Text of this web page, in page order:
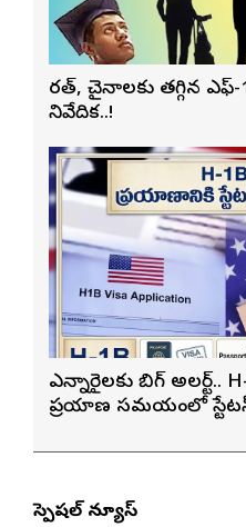
భారత్, చైనాలకు తగ్గిన
నివేదిక..!
ఎన్నారైలకు బిగ్ అలర్ట్..
ప్రయాణ సమయంలో స్టేటస్
స్పెషల్ న్యూస్